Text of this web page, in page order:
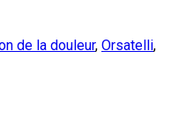
de la douleur, Orsatelli,